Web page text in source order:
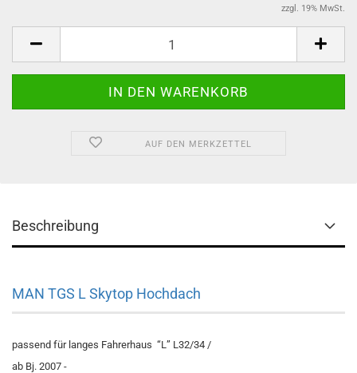
zzgl. 19% MwSt.
AUF DEN MERKZETTEL
Beschreibung
MAN TGS L Skytop Hochdach
passend für langes Fahrerhaus “L” L32/34 /
ab Bj. 2007 -